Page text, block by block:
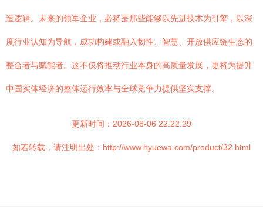
造逻辑。未来的领军企业，必将是那些能够以先进技术为引擎，以深
度行业认知为导航，成功构建或融入韧性、智慧、开放供应链生态的
整合者与赋能者。这不仅将推动行业本身的高质量发展，更将为提升
中国实体经济的整体运行效率与全球竞争力提供坚实支撑。
更新时间：2026-08-06 22:22:29
如若转载，请注明出处：http://www.hyuewa.com/product/32.html